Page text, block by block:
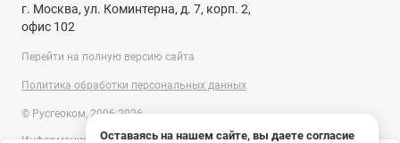
Оставаясь на нашем сайте, вы даете согласие
г. Москва, ул. Коминтерна, д. 7, корп. 2,
офис 102
Перейти на полную версию сайта
Политика обработки персональных данных
© Русгеоком, 2006-2026
Информация на сайте носит справочный характер и не является